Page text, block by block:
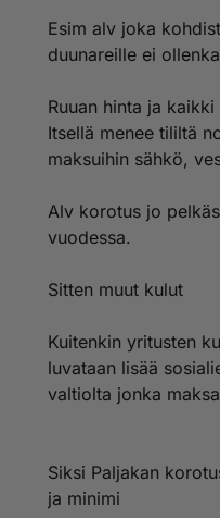
Esim alv joka
duunareille ei
Ruuan hinta ja
Itsellä menee tililtä
maksuihin sähkö,
Alv korotus jo
vuodessa.
Sitten muut kulut
Kuitenkin yritusten
luvataan lisää
valtiolta jonka
Siksi Paljakan
ja minimi